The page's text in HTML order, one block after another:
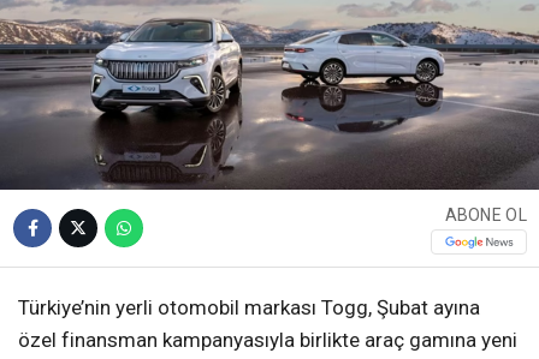
ABONE OL
Türkiye’nin yerli otomobil markası Togg, Şubat ayına
özel finansman kampanyasıyla birlikte araç gamına yeni